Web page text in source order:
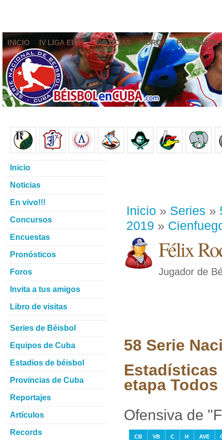
INICIO IV LIGA ELITE NOTICIAS FOROS
Inicio » Series »
2019 »
Félix
Jugador de
58 Serie
etapa
Ofensiva de
CB VB C H AVE
Inicio
Noticias
En vivo!!!
Concursos
Encuestas
Pronósticos
Foros
Invita a tus amigos
Libro de visitas
Series de Béisbol
Equipos de Cuba
Estadios de béisbol
Provincias de Cuba
Reportajes
Artículos
Records